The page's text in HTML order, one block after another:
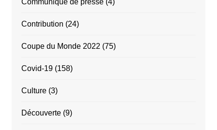
Contribution (24)
Coupe du Monde 2022 (75)
Covid-19(158)
Culture(3)
Découverte(9)